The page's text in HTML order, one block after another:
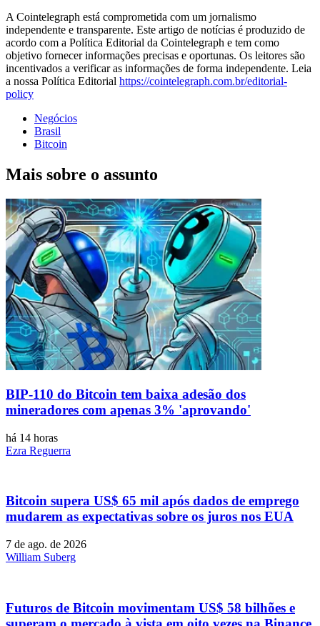
A Cointelegraph está comprometida com um jornalismo
independente e transparente. Este artigo de notícias é produzido de
acordo com a Política Editorial da Cointelegraph e tem como
objetivo fornecer informações precisas e oportunas. Os leitores são
incentivados a verificar as informações de forma independente. Leia
a nossa Política Editorial https://cointelegraph.com.br/editorial-
policy
Negócios
Brasil
Bitcoin
Mais sobre o assunto
BIP-110 do Bitcoin tem baixa adesão dos
mineradores com apenas 3% 'aprovando'
há 14 horas
Ezra Reguerra
Bitcoin supera US$ 65 mil após dados de emprego
mudarem as expectativas sobre os juros nos EUA
7 de ago. de 2026
William Suberg
Futuros de Bitcoin movimentam US$ 58 bilhões e